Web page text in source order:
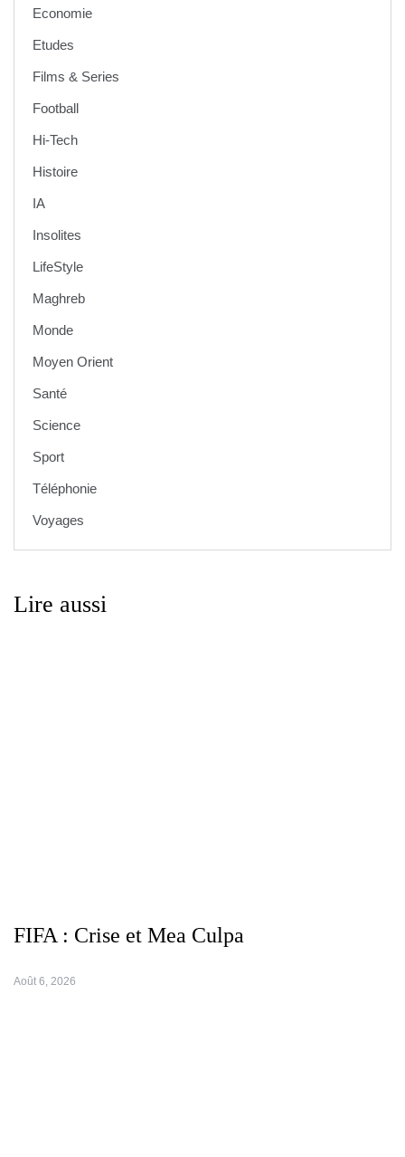
Economie
Etudes
Films & Series
Football
Hi-Tech
Histoire
IA
Insolites
LifeStyle
Maghreb
Monde
Moyen Orient
Santé
Science
Sport
Téléphonie
Voyages
Lire aussi
FIFA : Crise et Mea Culpa
Août 6, 2026